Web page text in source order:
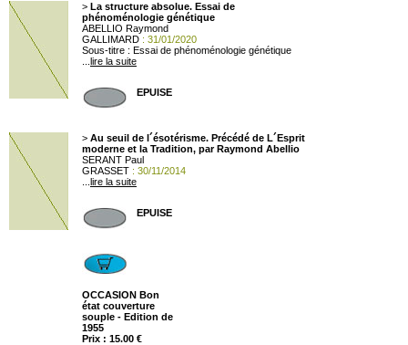
> La structure absolue. Essai de
phénoménologie génétique
ABELLIO Raymond
GALLIMARD : 31/01/2020
Sous-titre : Essai de phénoménologie génétique
lire la suite
EPUISE
> Au seuil de l´ésotérisme. Précédé de L´Esprit
moderne et la Tradition, par Raymond Abellio
SERANT Paul
GRASSET : 30/11/2014
lire la suite
EPUISE
OCCASION Bon
état couverture
souple - Edition de
1955
Prix : 15.00 €